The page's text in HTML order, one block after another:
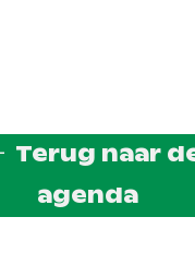
Terug naar
agenda